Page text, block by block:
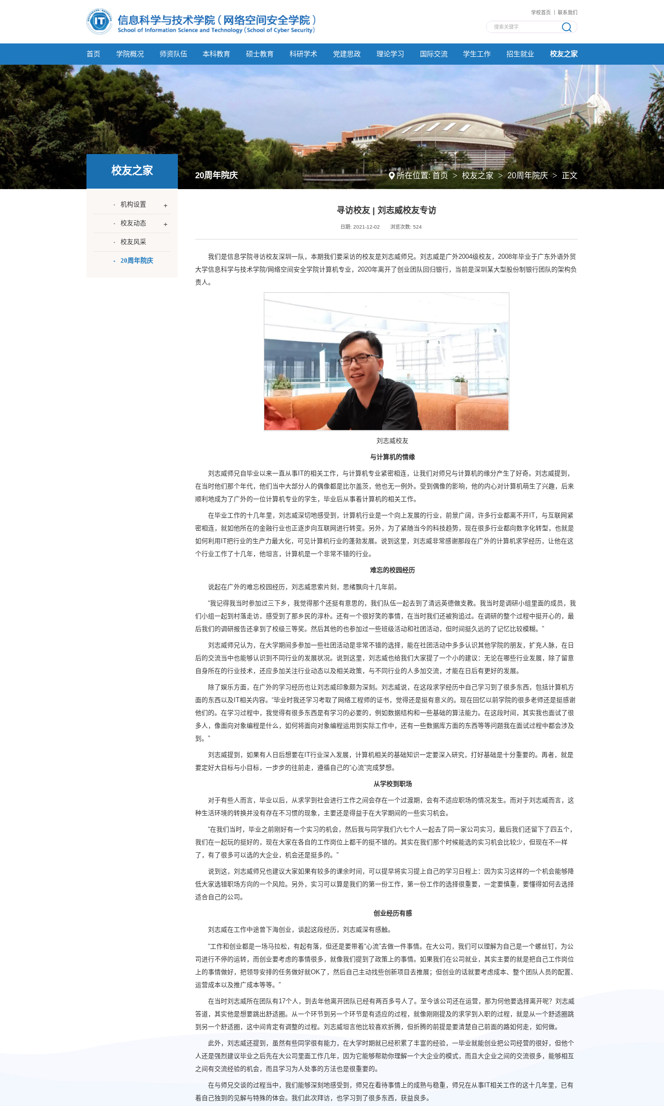
学校首页 联系我们
首页 学院概况 师资队伍 本科教育 硕士教育 科研学术 党建思政 理论学习 国际交流 学生工作 招生就业 校友之家
20周年院庆 所在位置: 首页 > 校友之家 > 20周年院庆 > 正文
校友之家
机构设置
校友动态
校友风采
20周年院庆
寻访校友 | 刘志威校友专访
日期: 2021-12-02 浏览次数:524
我们是信息学院寻访校友深圳一队，本期我们要采访的校友是刘志威师兄。刘志威是广外2004级校友，2008年毕业于广东外语外贸
大学信息科学与技术学院/网络空间安全学院计算机专业，2020年离开了创业团队回归银行，当前是深圳某大型股份制银行团队的架构负
责人。
刘志威校友
与计算机的情缘
刘志威师兄自毕业以来一直从事IT的相关工作，与计算机专业紧密相连，让我们对师兄与计算机的缘分产生了好奇。刘志威提到，
在当时他们那个年代，他们当中大部分人的偶像都是比尔盖茨，他也无一例外。受到偶像的影响，他的内心对计算机萌生了兴趣，后来
顺利地成为了广外的一位计算机专业的学生，毕业后从事着计算机的相关工作。
在毕业工作的十几年里，刘志威深切地感受到，计算机行业是一个向上发展的行业，前景广阔，许多行业都离不开IT，与互联网紧
密相连，就如他所在的金融行业也正逐步向互联网进行转变。另外，为了紧随当今的科技趋势，现在很多行业都向数字化转型，也就是
如何利用IT把行业的生产力最大化，可见计算机行业的蓬勃发展。说到这里，刘志威非常感谢那段在广外的计算机求学经历，让他在这
个行业工作了十几年，他坦言，计算机是一个非常不错的行业。
难忘的校园经历
说起在广外的难忘校园经历，刘志威思索片刻，思绪飘向十几年前。
“我记得我当时参加过三下乡，我觉得那个还挺有意思的，我们队伍一起去到了清远英德做支教。我当时是调研小组里面的成员，我
们小组一起到村落走访，感受到了那乡民的淳朴。还有一个很好笑的事情，在当时我们还被狗追过。在调研的整个过程中挺开心的，最
后我们的调研报告还拿到了校级三等奖。然后其他的也参加过一些班级活动和社团活动，但时间挺久远的了记忆比较模糊。”
刘志威师兄认为，在大学期间多参加一些社团活动是非常不错的选择，能在社团活动中多多认识其他学院的朋友，扩充人脉，在日
后的交流当中也能够认识到不同行业的发展状况。说到这里，刘志威也给我们大家提了一个小的建议：无论在哪些行业发展，除了留意
自身所在的行业技术，还应多加关注行业动态以及相关政策，与不同行业的人多加交流，才能在日后有更好的发展。
除了娱乐方面，在广外的学习经历也让刘志威印象颇为深刻。刘志威说，在这段求学经历中自己学习到了很多东西，包括计算机方
面的东西以及IT相关内容。“毕业时我还学习考取了网络工程师的证书，觉得还是挺有意义的。现在回忆以前学院的很多老师还是挺感谢
他们的。在学习过程中，我觉得有很多东西是有学习的必要的，例如数据结构和一些基础的算法能力。在这段时间，其实我也面试了很
多人，像面向对象编程是什么，如何将面向对象编程运用到实际工作中，还有一些数据库方面的东西等等问题我在面试过程中都会涉及
到。”
刘志威提到，如果有人日后想要在IT行业深入发展，计算机相关的基础知识一定要深入研究，打好基础是十分重要的。再者，就是
要定好大目标与小目标，一步步的往前走，遵循自己的“心流”完成梦想。
从学校到职场
对于有些人而言，毕业以后，从求学到社会进行工作之间会存在一个过渡期，会有不适应职场的情况发生。而对于刘志威而言，这
种生活环境的转换并没有存在不习惯的现象，主要还是得益于在大学期间的一些实习机会。
“在我们当时，毕业之前刚好有一个实习的机会，然后我与同学我们六七个人一起去了同一家公司实习，最后我们还留下了四五个，
我们在一起玩的挺好的，现在大家在各自的工作岗位上都干的挺不错的。其实在我们那个时候能选的实习机会比较少，但现在不一样
了，有了很多可以选的大企业，机会还是挺多的。”
说到这，刘志威师兄也建议大家如果有较多的课余时间，可以提早将实习提上自己的学习日程上：因为实习这样的一个机会能够降
低大家选错职场方向的一个风险。另外，实习可以算是我们的第一份工作，第一份工作的选择很重要，一定要慎重，要懂得如何去选择
适合自己的公司。
创业经历有感
刘志威在工作中途曾下海创业，谈起这段经历，刘志威深有感触。
“工作和创业都是一场马拉松，有起有落，但还是要带着“心流”去做一件事情。在大公司，我们可以理解为自己是一个螺丝钉，为公
司进行不停的运转，而创业要考虑的事情很多，就像我们提到了政策上的事情。如果我们在公司就业，其实主要的就是把自己工作岗位
上的事情做好，把领导安排的任务做好就OK了，然后自己主动找些创新项目去推展；但创业的话就要考虑成本、整个团队人员的配置、
运营成本以及推广成本等等。”
在当时刘志威所在团队有17个人，到去年他离开团队已经有两百多号人了。至今该公司还在运营，那为何他要选择离开呢？刘志威
答道，其实他是想要跳出舒适圈。从一个环节到另一个环节是有适应的过程，就像刚刚提及的求学到入职的过程，就是从一个舒适圈跳
到另一个舒适圈，这中间肯定有调整的过程。刘志威坦言他比较喜欢折腾，但折腾的前提是要清楚自己前面的路如何走，如何做。
此外，刘志威还提到，虽然有些同学很有能力，在大学时期就已经积累了丰富的经验，一毕业就能创业把公司经营的很好，但他个
人还是强烈建议毕业之后先在大公司里面工作几年，因为它能够帮助你理解一个大企业的模式，而且大企业之间的交流很多，能够相互
之间有交流经验的机会，而且学习为人处事的方法也是很重要的。
在与师兄交谈的过程当中，我们能够深刻地感受到，师兄在看待事情上的成熟与稳重，师兄在从事IT相关工作的这十几年里，已有
着自己独到的见解与特殊的体会。我们此次拜访，也学习到了很多东西，获益良多。